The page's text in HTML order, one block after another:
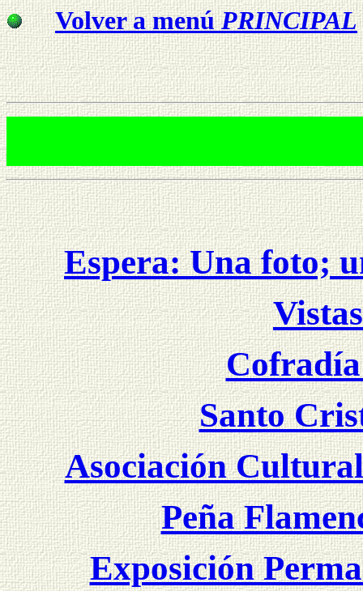
Volver a menúPRINCIPAL
Espera: Una foto;
Cofradía
Santo
Asociación
Peña
Exposición